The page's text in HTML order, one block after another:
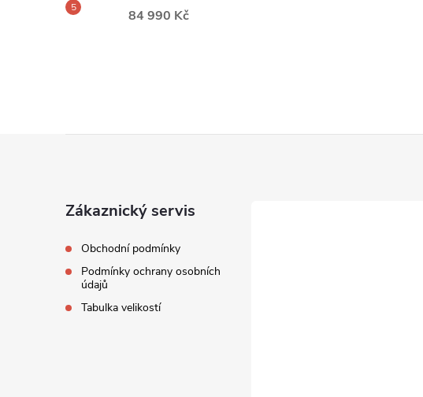
84 990 Kč
Zákaznický servis
Obchodní podmínky
Podmínky ochrany osobních
údajů
Tabulka velikostí